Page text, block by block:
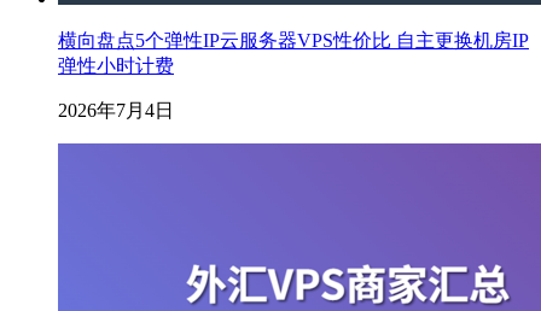
横向盘点5个弹性IP云服务器VPS性价比 自主更换机房IP
弹性小时计费
2026年7月4日